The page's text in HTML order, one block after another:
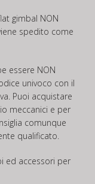
gimbal NON
spedito come
essere NON
univoco con il
Puoi acquistare
meccanici e per
comunque
qualificato.
ed accessori per